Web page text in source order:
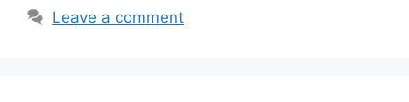
Leave a comment